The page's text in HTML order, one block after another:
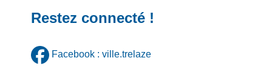
Restez connecté !
Facebook : ville.trelaze